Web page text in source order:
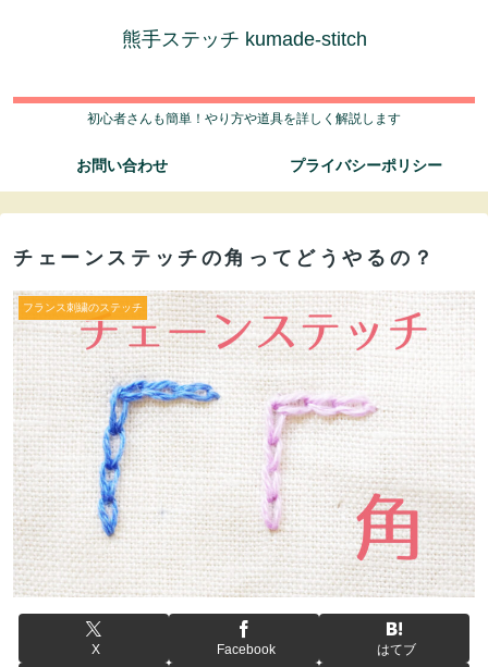
熊手ステッチ kumade-stitch
初心者さんも簡単！やり方や道具を詳しく解説します
お問い合わせ プライバシーポリシー
チェーンステッチの角ってどうやるの？
フランス刺繍のステッチ
X Facebook はてブ